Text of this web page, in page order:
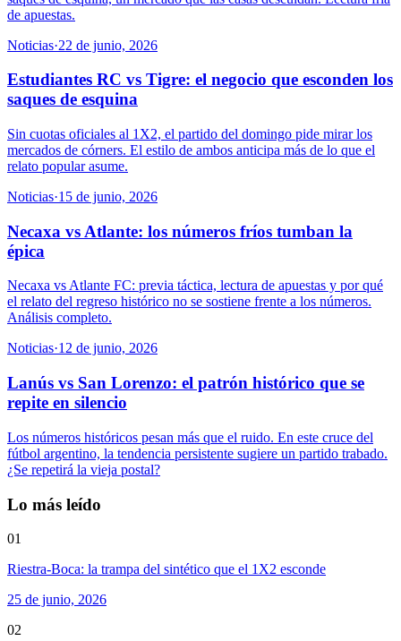
de apuestas.
Noticias·22 de junio, 2026
Estudiantes RC vs Tigre: el negocio que esconden los
saques de esquina
Sin cuotas oficiales al 1X2, el partido del domingo pide mirar los
mercados de córners. El estilo de ambos anticipa más de lo que el
relato popular asume.
Noticias·15 de junio, 2026
Necaxa vs Atlante: los números fríos tumban la
épica
Necaxa vs Atlante FC: previa táctica, lectura de apuestas y por qué
el relato del regreso histórico no se sostiene frente a los números.
Análisis completo.
Noticias·12 de junio, 2026
Lanús vs San Lorenzo: el patrón histórico que se
repite en silencio
Los números históricos pesan más que el ruido. En este cruce del
fútbol argentino, la tendencia persistente sugiere un partido trabado.
¿Se repetirá la vieja postal?
Lo más leído
01
Riestra-Boca: la trampa del sintético que el 1X2 esconde
25 de junio, 2026
02